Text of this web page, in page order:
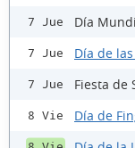
7 Jue Día
7 Jue Día de
7 Jue Fiesta de
8 Vie Día de